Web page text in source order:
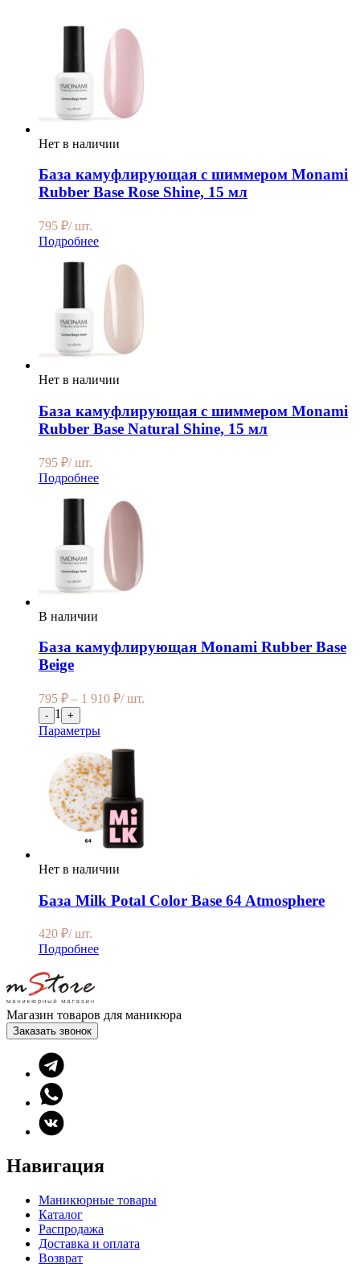
Нет в наличии
База камуфлирующая с шиммером Monami
Rubber Base Rose Shine, 15 мл
795 ₽/ шт.
Подробнее
Нет в наличии
База камуфлирующая с шиммером Monami
Rubber Base Natural Shine, 15 мл
795 ₽/ шт.
Подробнее
В наличии
База камуфлирующая Monami Rubber Base
Beige
795 ₽ – 1 910 ₽/ шт.
- 1 +
Параметры
Нет в наличии
База Milk Potal Color Base 64 Atmosphere
420 ₽/ шт.
Подробнее
Магазин товаров для маникюра
Заказать звонок
Навигация
Маникюрные товары
Каталог
Распродажа
Доставка и оплата
Возврат